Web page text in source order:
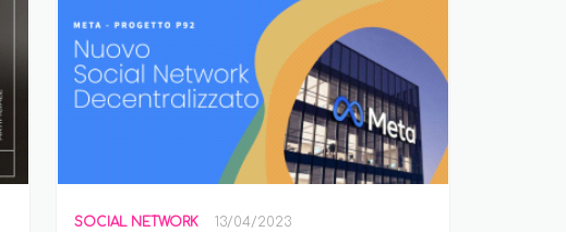
SOCIAL NETWORK 13/04/2023